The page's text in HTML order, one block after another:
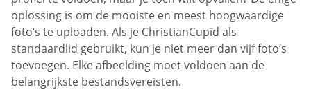
oplossing is om de mooiste en meest hoogwaardige
foto’s te uploaden. Als je ChristianCupid als
standaardlid gebruikt, kun je niet meer dan vijf foto’s
toevoegen. Elke afbeelding moet voldoen aan de
belangrijkste bestandsvereisten.